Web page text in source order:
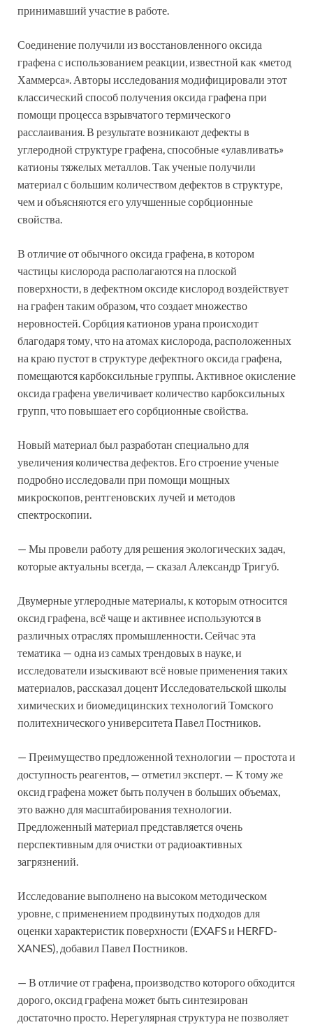
принимавший участие в работе.
Соединение получили из восстановленного оксида
графена с использованием реакции, известной как «метод
Хаммерса». Авторы исследования модифицировали этот
классический способ получения оксида графена при
помощи процесса взрывчатого термического
расслаивания. В результате возникают дефекты в
углеродной структуре графена, способные «улавливать»
катионы тяжелых металлов. Так ученые получили
материал с большим количеством дефектов в структуре,
чем и объясняются его улучшенные сорбционные
свойства.
В отличие от обычного оксида графена, в котором
частицы кислорода располагаются на плоской
поверхности, в дефектном оксиде кислород воздействует
на графен таким образом, что создает множество
неровностей. Сорбция катионов урана происходит
благодаря тому, что на атомах кислорода, расположенных
на краю пустот в структуре дефектного оксида графена,
помещаются карбоксильные группы. Активное окисление
оксида графена увеличивает количество карбоксильных
групп, что повышает его сорбционные свойства.
Новый материал был разработан специально для
увеличения количества дефектов. Его строение ученые
подробно исследовали при помощи мощных
микроскопов, рентгеновских лучей и методов
спектроскопии.
— Мы провели работу для решения экологических задач,
которые актуальны всегда, — сказал Александр Тригуб.
Двумерные углеродные материалы, к которым относится
оксид графена, всё чаще и активнее используются в
различных отраслях промышленности. Сейчас эта
тематика — одна из самых трендовых в науке, и
исследователи изыскивают всё новые применения таких
материалов, рассказал доцент Исследовательской школы
химических и биомедицинских технологий Томского
политехнического университета Павел Постников.
— Преимущество предложенной технологии — простота и
доступность реагентов, — отметил эксперт. — К тому же
оксид графена может быть получен в больших объемах,
это важно для масштабирования технологии.
Предложенный материал представляется очень
перспективным для очистки от радиоактивных
загрязнений.
Исследование выполнено на высоком методическом
уровне, с применением продвинутых подходов для
оценки характеристик поверхности (EXAFS и HERFD-
XANES), добавил Павел Постников.
— В отличие от графена, производство которого обходится
дорого, оксид графена может быть синтезирован
достаточно просто. Нерегулярная структура не позволяет